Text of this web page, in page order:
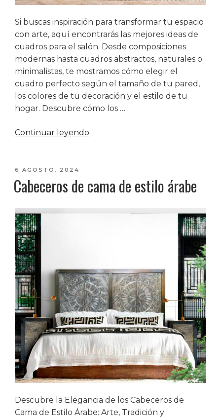
Si buscas inspiración para transformar tu espacio
con arte, aquí encontrarás las mejores ideas de
cuadros para el salón. Desde composiciones
modernas hasta cuadros abstractos, naturales o
minimalistas, te mostramos cómo elegir el
cuadro perfecto según el tamaño de tu pared,
los colores de tu decoración y el estilo de tu
hogar. Descubre cómo los …
Continuar leyendo
el
salón»
PUBLICADO
6 AGOSTO, 2024
Cabeceros de cama de estilo árabe
Descubre la Elegancia de los Cabeceros de
Cama de Estilo Árabe: Arte, Tradición y